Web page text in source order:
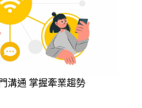
溝通 掌握牽業趨勢